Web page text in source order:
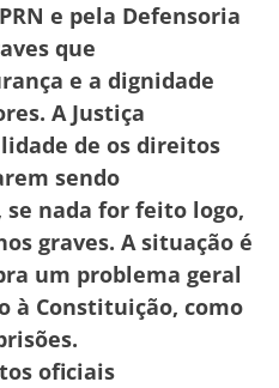
e pela Defensoria
que
e a dignidade
A Justiça
de os direitos
sendo
se nada for feito logo,
graves. A situação é
um problema geral
à Constituição, como
oficiais